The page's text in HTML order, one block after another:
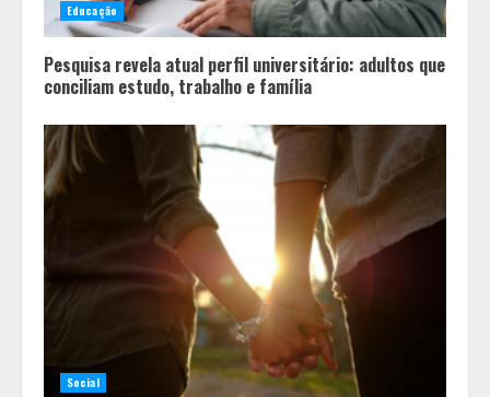
Educação
Pesquisa revela atual perfil universitário: adultos que
conciliam estudo, trabalho e família
Social